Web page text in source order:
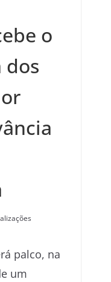
o
dos
palco, na
um